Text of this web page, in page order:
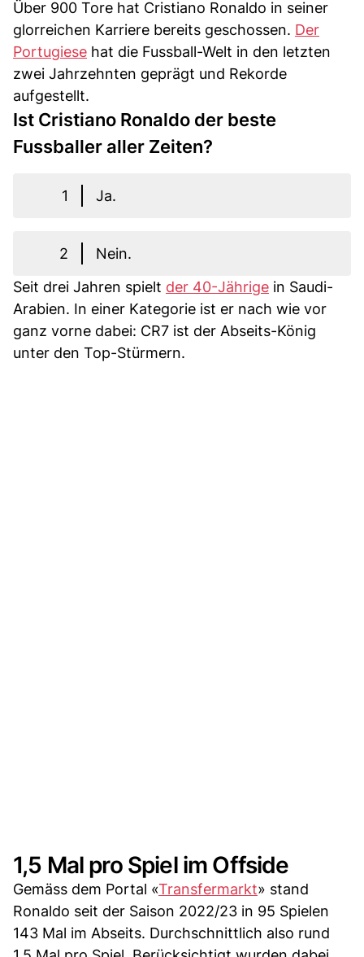
Über 900 Tore hat Cristiano Ronaldo in seiner
glorreichen Karriere bereits geschossen. Der
Portugiese hat die Fussball-Welt in den letzten
zwei Jahrzehnten geprägt und Rekorde
aufgestellt.
Ist Cristiano Ronaldo der beste
Fussballer aller Zeiten?
1 Ja.
2
Nein.
Seit drei Jahren spielt der 40-Jährige in Saudi-
Arabien. In einer Kategorie ist er nach wie vor
ganz vorne dabei: CR7 ist der Abseits-König
unter den Top-Stürmern.
1,5 Mal pro Spiel im Offside
Gemäss dem Portal «Transfermarkt» stand
Ronaldo seit der Saison 2022/23 in 95 Spielen
143 Mal im Abseits. Durchschnittlich also rund